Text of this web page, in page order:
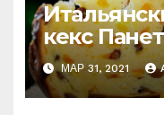
кекс
рецепт).
МАР 31, 2021